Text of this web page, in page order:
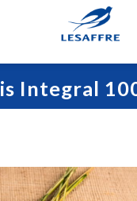
Integral